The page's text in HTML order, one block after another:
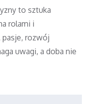
to sztuka
rolami i
pasje, rozwój
uwagi, a doba nie